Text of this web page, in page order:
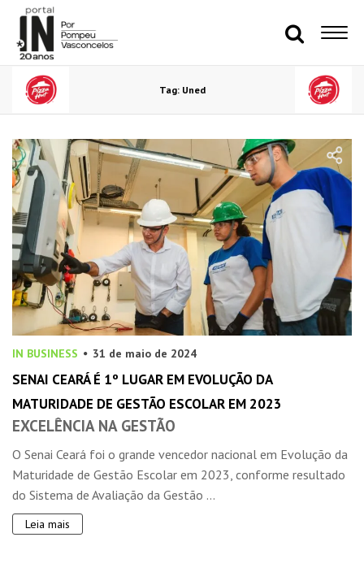
Tag: Uned
IN BUSINESS 31 de maio de 2024
SENAI CEARÁ É 1º LUGAR EM EVOLUÇÃO DA
MATURIDADE DE GESTÃO ESCOLAR EM 2023
EXCELÊNCIA NA GESTÃO
O Senai Ceará foi o grande vencedor nacional em Evolução da
Maturidade de Gestão Escolar em 2023, conforme resultado
do Sistema de Avaliação da Gestão ...
Leia mais